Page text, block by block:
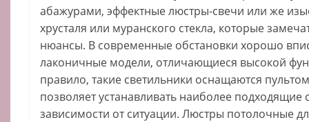
абажурами, эффектные люстры-свечи или же
хрусталя или муранского стекла, которые
нюансы. В современные обстановки хорошо
лаконичные модели, отличающиеся высокой
правило, такие светильники оснащаются
позволяет устанавливать наиболее
зависимости от ситуации. Люстры потолочные